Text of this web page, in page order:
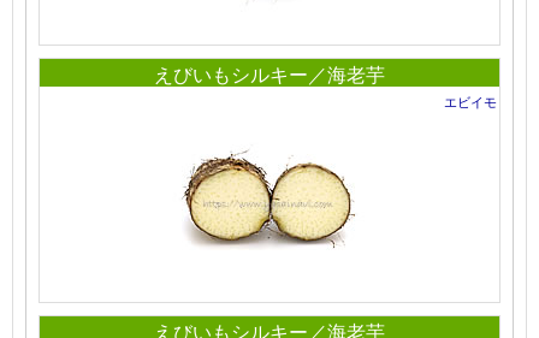
えびいもシルキー／海老芋
エビイモ
えびいもシルキー／海老芋